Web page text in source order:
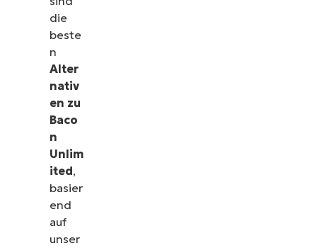
die
beste
n
Alter
nativ
en zu
Baco
n
Unlim
ited,
basier
end
auf
unser